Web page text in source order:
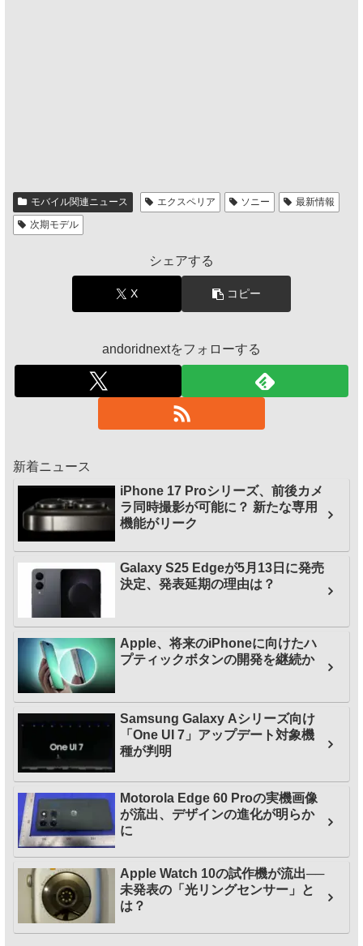
モバイル関連ニュース エクスペリア ソニー
最新情報
次期モデル
シェアする
X コピー
andoridnextをフォローする
新着ニュース
iPhone 17 Proシリーズ、前後カメ
ラ同時撮影が可能に？ 新たな専用
機能がリーク
Galaxy S25 Edgeが5月13日に発売
決定、発表延期の理由は？
Apple、将来のiPhoneに向けたハ
プティックボタンの開発を継続か
Samsung Galaxy Aシリーズ向け
「One UI 7」アップデート対象機
種が判明
Motorola Edge 60 Proの実機画像
が流出、デザインの進化が明らか
に
Apple Watch 10の試作機が流出──
未発表の「光リングセンサー」と
は？